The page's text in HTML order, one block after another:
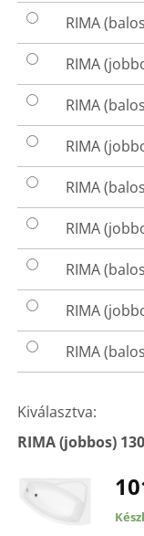
RIMA
RIMA
RIMA
RIMA
RIMA
RIMA
RIMA
RIMA
RIMA
Kiválasztva:
RIMA (jobbos)